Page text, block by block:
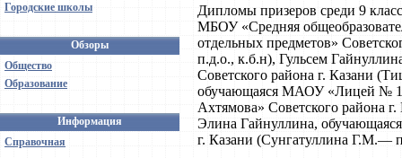
Городские школы
Обзоры
Общество
Образование
Информация
Справочная
Дипломы призеров среди 9
МБОУ «Средняя
отдельных предметов»
п.д.о., к.б.н), Гульсем
Советского района г. Казани
обучающаяся МАОУ «Лицей №
Ахтямова» Советского района
Элина Гайнуллина,
г. Казани (Сунгатуллина Г.М.—